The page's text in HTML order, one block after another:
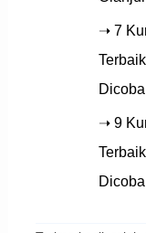
➝ 7
➝ 9